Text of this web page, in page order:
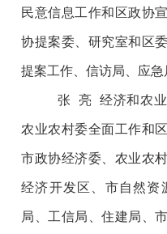
民意信息工作和区政协
协提案委、研究室和区
提案工作、信访局、应
张 亮 经济和农业
农业农村委全面工作和
市政协经济委、农业农
经济开发区、市自然资
局、工信局、住建局、